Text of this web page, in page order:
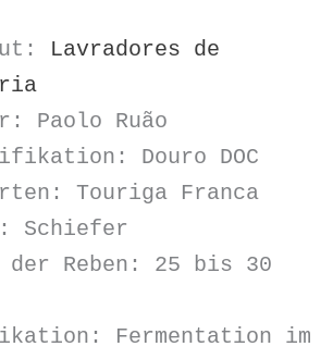
Lavradores de
Paolo Ruão
Douro DOC
Touriga Franca
Schiefer
Reben: 25 bis 30
Fermentation im